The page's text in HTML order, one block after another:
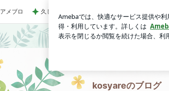
アメブロ 久しぶりに作り好評だったから揚げ
kosyareのブログ